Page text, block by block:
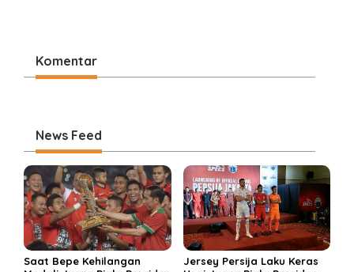
Komentar
News Feed
Saat Bepe Kehilangan
Jersey Persija Laku Keras